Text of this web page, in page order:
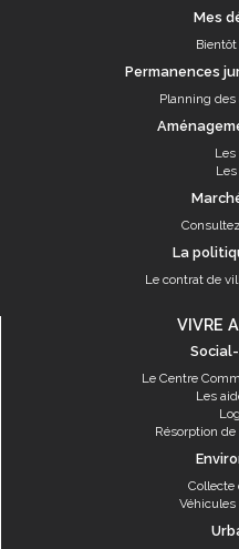
Mes
Permanences
Planning
Les
La
Le contrat de
VIVRE
Le Centre
Les
Résorption
Collecte